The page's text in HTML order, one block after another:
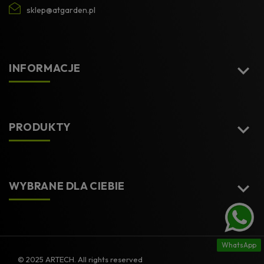
sklep@atgarden.pl
INFORMACJE 
PRODUKTY 
WYBRANE DLA CIEBIE 
WhatsApp
© 2025 ARTECH. All rights reserved